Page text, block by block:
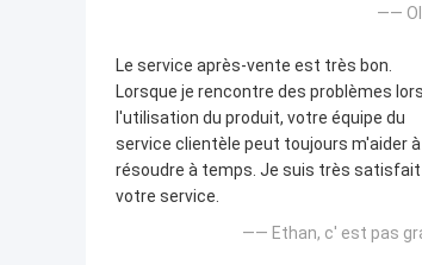
——
Le service après-vente est très bon.
Lorsque je rencontre des problèmes
l'utilisation du produit, votre équipe du
service clientèle peut toujours m'aider
résoudre à temps. Je suis très satisfait
votre service.
—— Ethan, c' est pas